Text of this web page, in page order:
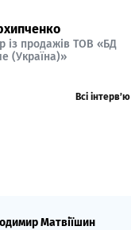
із продажів ТОВ «БД
(Україна)»
Всі інтерв’ю
Матвіїшин